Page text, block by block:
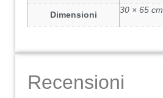
Dimensioni 30 × 65 cm
Recensioni